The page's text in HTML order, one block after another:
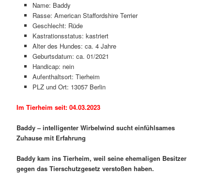
Name: Baddy
Rasse: American Staffordshire Terrier
Geschlecht: Rüde
Kastrationsstatus: kastriert
Alter des Hundes: ca. 4 Jahre
Geburtsdatum: ca. 01/2021
Handicap: nein
Aufenthaltsort: Tierheim
PLZ und Ort: 13057 Berlin
Im Tierheim seit: 04.03.2023
Baddy – intelligenter Wirbelwind sucht einfühlsames
Zuhause mit Erfahrung
Baddy kam ins Tierheim, weil seine ehemaligen Besitzer
gegen das Tierschutzgesetz verstoßen haben.